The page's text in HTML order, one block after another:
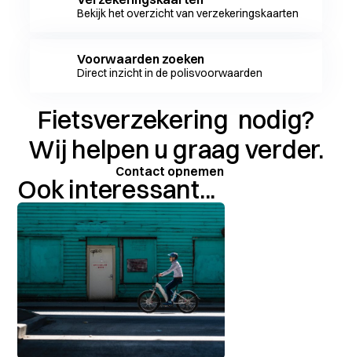
Bekijk het overzicht van verzekeringskaarten
Voorwaarden zoeken
Direct inzicht in de polisvoorwaarden
Fietsverzekering nodig?
Wij helpen u graag verder.
Contact opnemen
Ook interessant...